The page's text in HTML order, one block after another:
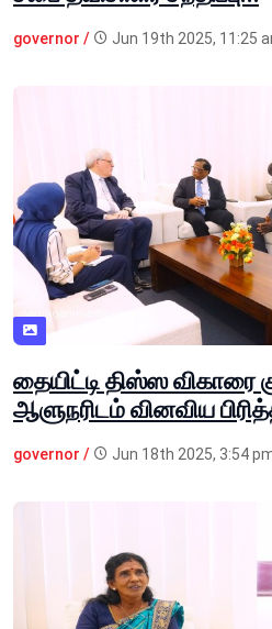
governor / Jun 19th 2025, 11:25
தையிட்டி திஸ்ஸ விகாரை
ஆளுநரிடம் வினவிய
governor / Jun 18th 2025, 3:54